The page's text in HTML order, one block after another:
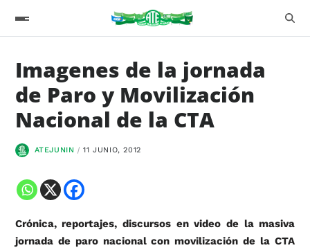
Imagenes de la jornada
de Paro y Movilización
Nacional de la CTA
ATEJUNIN 11 JUNIO, 2012
Crónica, reportajes, discursos en video de la masiva
jornada de paro nacional con movilización de la CTA